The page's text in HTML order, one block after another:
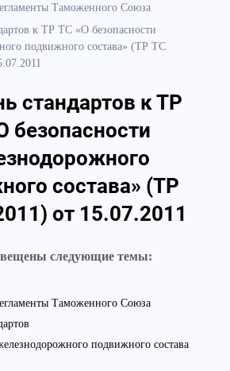
Таможенного Союза
к ТР ТС «О безопасности
подвижного состава» (ТР ТС
стандартов к ТР
безопасности
состава» (ТР
от 15.07.2011
следующие темы:
Таможенного Союза
подвижного состава